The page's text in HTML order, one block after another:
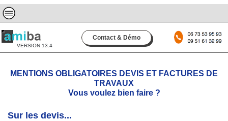
VERSION 13.4
Contact & Démo
MENTIONS OBLIGATOIRES DEVIS ET FACTURES DE
TRAVAUX
Vous voulez bien faire ?
Sur les devis...